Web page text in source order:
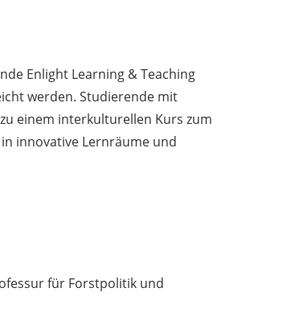
Enlight Learning & Teaching
werden. Studierende mit
einem interkulturellen Kurs zum
in innovative Lernräume und
für Forstpolitik und